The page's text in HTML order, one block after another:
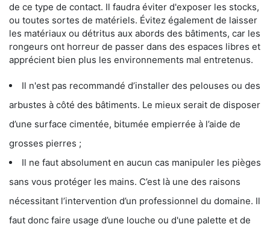
de ce type de contact. Il faudra éviter d'exposer les stocks,
ou toutes sortes de matériels. Évitez également de laisser
les matériaux ou détritus aux abords des bâtiments, car les
rongeurs ont horreur de passer dans des espaces libres et
apprécient bien plus les environnements mal entretenus.
Il n'est pas recommandé d’installer des pelouses ou des
arbustes à côté des bâtiments. Le mieux serait de disposer
d’une surface cimentée, bitumée empierrée à l’aide de
grosses pierres ;
Il ne faut absolument en aucun cas manipuler les pièges
sans vous protéger les mains. C’est là une des raisons
nécessitant l’intervention d’un professionnel du domaine. Il
faut donc faire usage d’une louche ou d'une palette et de